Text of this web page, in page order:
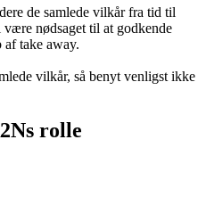
de samlede vilkår fra tid til
nødsaget til at godkende
take away.
vilkår, så benyt venligst ikke
rolle